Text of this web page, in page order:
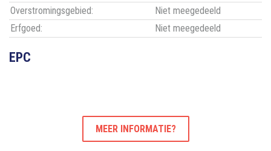
Overstromingsgebied:
Niet meegedeeld
Erfgoed:
Niet meegedeeld
EPC
MEER INFORMATIE?